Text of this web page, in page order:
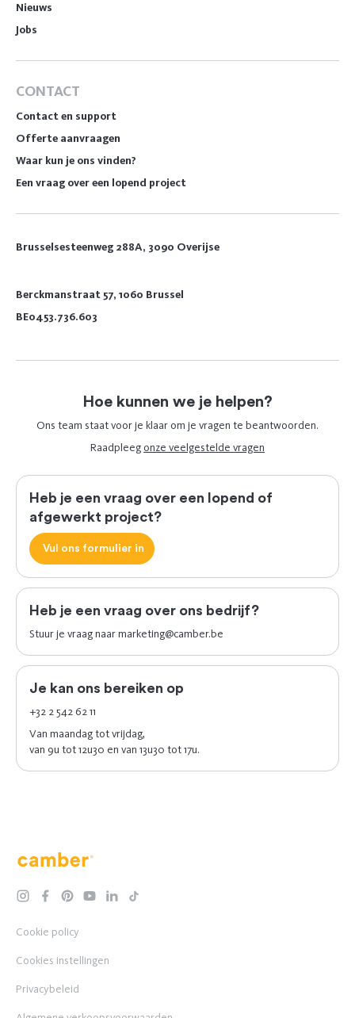
Nieuws
Jobs
CONTACT
Contact en support
Offerte aanvraagen
Waar kun je ons vinden?
Een vraag over een lopend project
Brusselsesteenweg 288A, 3090 Overijse
Berckmanstraat 57, 1060 Brussel
BE0453.736.603
Hoe kunnen we je helpen?
Ons team staat voor je klaar om je vragen te beantwoorden.
Raadpleegonze veelgestelde vragen
Heb je een vraag over een lopend of
afgewerkt project?
Vul ons formulier in
Heb je een vraag over ons bedrijf?
Stuur je vraag naarmarketing@camber.be
Je kan ons bereiken op
+32 2 542 62 11
Van maandag tot vrijdag,
van 9u tot 12u30 en van 13u30 tot 17u.
Camber
instagramfacebookpinterestyoutubelinkedintiktok
Cookie policy
Cookies instellingen
Privacybeleid